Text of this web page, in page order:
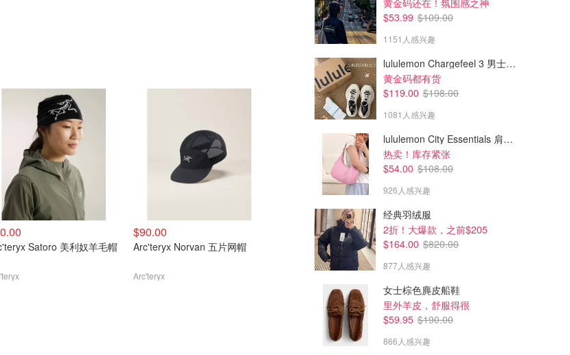
Satoro 美利奴羊毛帽
$90.00
Arc'teryx Norvan 五片网帽
Arc'teryx
Arc'teryx Silex 帽子
$80.00
Arc'teryx Silex 帽子
黄金码还在！氛围感之神
$53.99 $109.00
1151人感兴趣
lululemon Chargefeel 3 男士运动鞋
黄金码都有货
$119.00 $198.00
1081人感兴趣
lululemon City Essentials 肩背包 4L
热卖！库存紧张
$54.00 $108.00
926人感兴趣
经典羽绒服
2折！大爆款，之前$205
$164.00 $820.00
877人感兴趣
女士棕色麂皮船鞋
里外羊皮，舒服得很
$59.95 $190.00
866人感兴趣